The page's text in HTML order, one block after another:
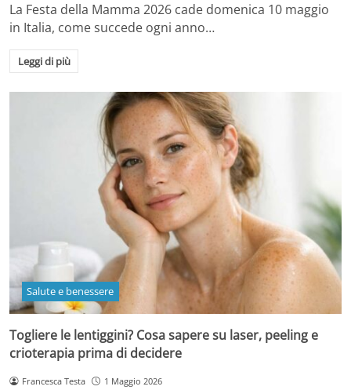
La Festa della Mamma 2026 cade domenica 10 maggio
in Italia, come succede ogni anno…
Leggi di più
Salute e benessere
Togliere le lentiggini? Cosa sapere su laser, peeling e
crioterapia prima di decidere
Francesca Testa 1 Maggio 2026